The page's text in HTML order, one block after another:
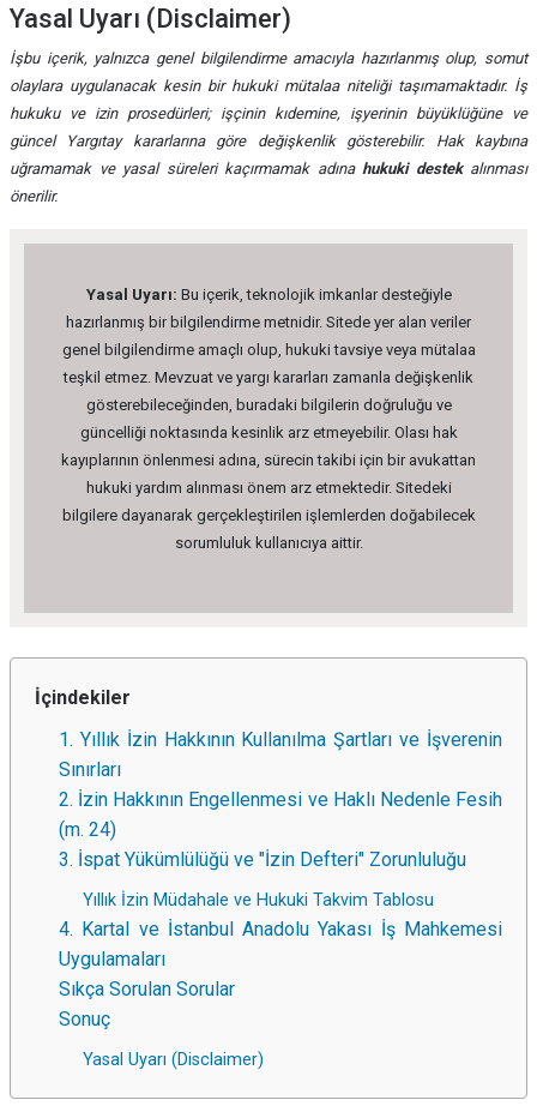
Yasal Uyarı (Disclaimer)
İşbu içerik, yalnızca genel bilgilendirme amacıyla hazırlanmış olup, somut
olaylara uygulanacak kesin bir hukuki mütalaa niteliği taşımamaktadır. İş
hukuku ve izin prosedürleri; işçinin kıdemine, işyerinin büyüklüğüne ve
güncel Yargıtay kararlarına göre değişkenlik gösterebilir. Hak kaybına
uğramamak ve yasal süreleri kaçırmamak adına hukuki destekalınması
önerilir.
Yasal Uyarı: Bu içerik, teknolojik imkanlar desteğiyle
hazırlanmış bir bilgilendirme metnidir. Sitede yer alan veriler
genel bilgilendirme amaçlı olup, hukuki tavsiye veya mütalaa
teşkil etmez. Mevzuat ve yargı kararları zamanla değişkenlik
gösterebileceğinden, buradaki bilgilerin doğruluğu ve
güncelliği noktasında kesinlik arz etmeyebilir. Olası hak
kayıplarının önlenmesi adına, sürecin takibi için bir avukattan
hukuki yardım alınması önem arz etmektedir. Sitedeki
bilgilere dayanarak gerçekleştirilen işlemlerden doğabilecek
sorumluluk kullanıcıya aittir.
İçindekiler
1. Yıllık İzin Hakkının Kullanılma Şartları ve İşverenin
Sınırları
2. İzin Hakkının Engellenmesi ve Haklı Nedenle Fesih
(m. 24)
3. İspat Yükümlülüğü ve "İzin Defteri" Zorunluluğu
Yıllık İzin Müdahale ve Hukuki Takvim Tablosu
4. Kartal ve İstanbul Anadolu Yakası İş Mahkemesi
Uygulamaları
Sıkça Sorulan Sorular
Sonuç
Yasal Uyarı (Disclaimer)